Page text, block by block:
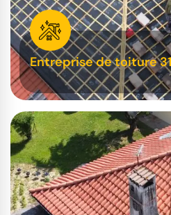
Entreprise de toiture 31